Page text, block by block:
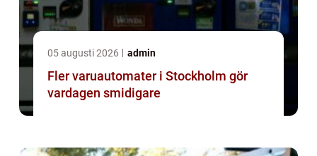
05 augusti 2026 admin
Fler varuautomater i Stockholm gör
vardagen smidigare